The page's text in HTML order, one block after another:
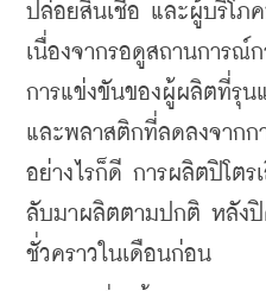
ปล่อยสินเชื่อ และผู้บริโภ
เนื่องจากรอดูสถานการณ์
การแข่งขันของผู้ผลิตที่รุน
และพลาสติกที่ลดลงจาก
อย่างไรก็ดี การผลิตปิโตร
ลับมาผลิตตามปกติ หลังปิ
ชั่วคราวในเดือนก่อน